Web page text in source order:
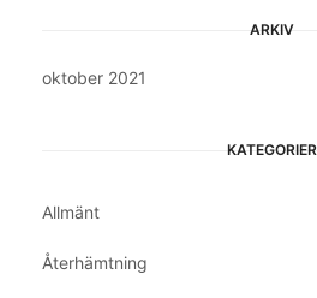
ARKIV
oktober 2021
KATEGORIER
Allmänt
Återhämtning